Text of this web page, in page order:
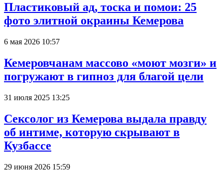
Пластиковый ад, тоска и помои: 25
фото элитной окраины Кемерова
6 мая 2026 10:57
Кемеровчанам массово «моют мозги» и
погружают в гипноз для благой цели
31 июля 2025 13:25
Сексолог из Кемерова выдала правду
об интиме, которую скрывают в
Кузбассе
29 июня 2026 15:59